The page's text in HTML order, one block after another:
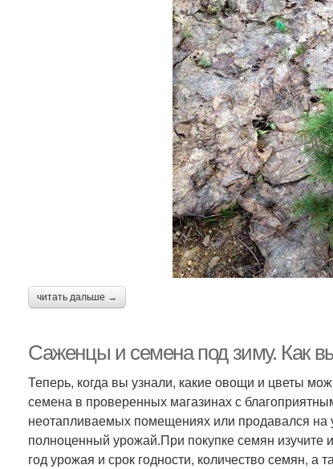
читать дальше →
Саженцы и семена под зиму. Как
Теперь, когда вы узнали, какие овощи и цветы
семена в проверенных магазинах с
неотапливаемых помещениях или продавался на
полноценный урожай.При покупке семян изучите
год урожая и срок годности, количество семян, а